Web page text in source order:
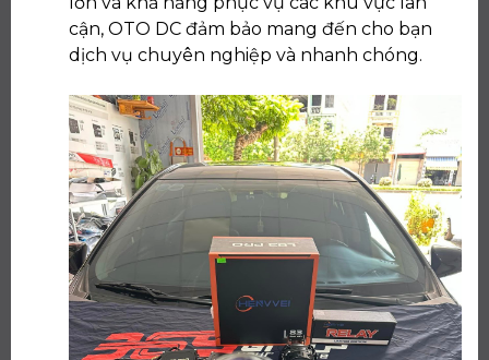
cận, OTO DC đảm bảo mang đến cho bạn
dịch vụ chuyên nghiệp và nhanh chóng.